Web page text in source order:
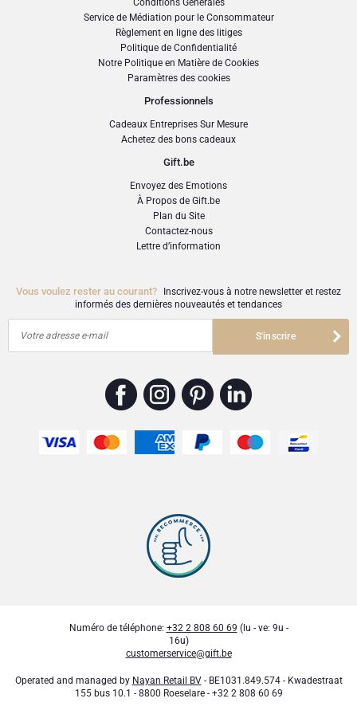
personnel en guise de touche finale.
Attention: le vase n'est pas compris! Le choix des fleurs varie par rapport à
Vous voulez rester au courant?
Inscrivez-vous à notre newsletter et restez
informés des dernières nouveautés et tendances
Votre adresse e-mail S'inscrire
Conditions Générales
Service de Médiation pour le Consommateur
Règlement en ligne des litiges
Politique de Confidentialité
Notre Politique en Matière de Cookies
Paramètres des cookies
Professionnels
Cadeaux Entreprises Sur Mesure
Achetez des bons cadeaux
Gift.be
Envoyez des Emotions
À Propos de Gift.be
Plan du Site
Contactez-nous
Lettre d’information
Numéro de téléphone: +32 2 808 60 69 (lu - ve: 9u -
16u)
customerservice@gift.be
Operated and managed by Nayan Retail BV- BE1031.849.574 - Kwadestraat
155 bus 10.1 - 8800 Roeselare - +32 2 808 60 69